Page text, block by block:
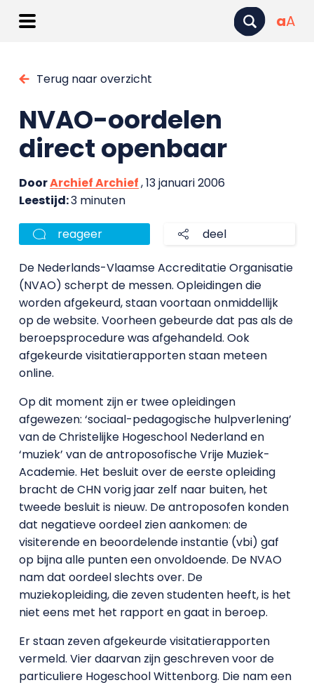
aA
Terug naar overzicht
NVAO-oordelen
direct openbaar
DoorArchief Archief, 13 januari 2006
Leestijd:3 minuten
reageer deel
De Nederlands-Vlaamse Accreditatie Organisatie
(NVAO) scherpt de messen. Opleidingen die
worden afgekeurd, staan voortaan onmiddellijk
op de website. Voorheen gebeurde dat pas als de
beroepsprocedure was afgehandeld. Ook
afgekeurde visitatierapporten staan meteen
online.
Op dit moment zijn er twee opleidingen
afgewezen: ‘sociaal-pedagogische hulpverlening’
van de Christelijke Hogeschool Nederland en
‘muziek’ van de antroposofische Vrije Muziek-
Academie. Het besluit over de eerste opleiding
bracht de CHN vorig jaar zelf naar buiten, het
tweede besluit is nieuw. De antroposofen konden
dat negatieve oordeel zien aankomen: de
visiterende en beoordelende instantie (vbi) gaf
op bijna alle punten een onvoldoende. De NVAO
nam dat oordeel slechts over. De
muziekopleiding, die zeven studenten heeft, is het
niet eens met het rapport en gaat in beroep.
Er staan zeven afgekeurde visitatierapporten
vermeld. Vier daarvan zijn geschreven voor de
particuliere Hogeschool Wittenborg. Die nam een